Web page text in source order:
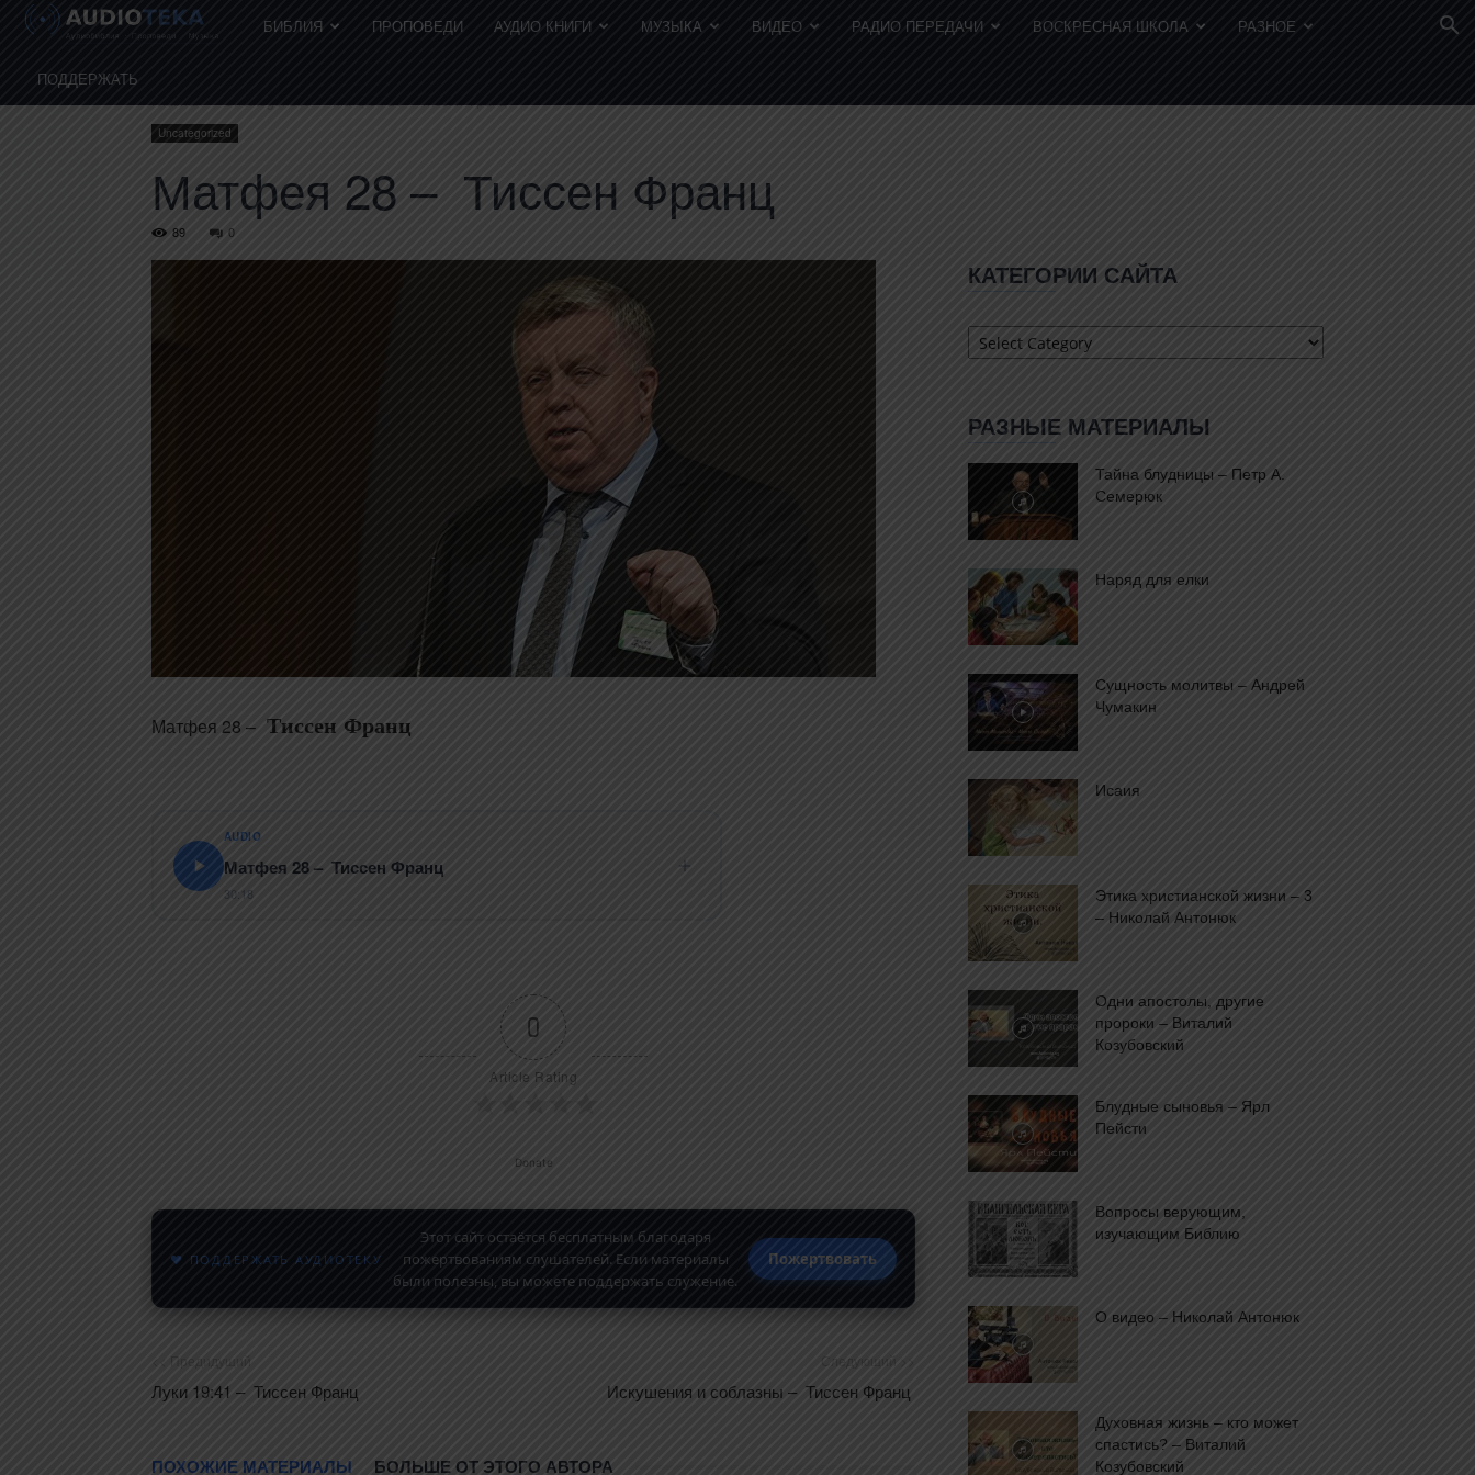
БИБЛИЯ ПРОПОВЕДИ АУДИО КНИГИ МУЗЫКА ВИДЕО РАДИО ПЕРЕДАЧИ ВОСКРЕСНАЯ ШКОЛА РАЗНОЕ
ПОДДЕРЖАТЬ
Uncategorized
Матфея 28 – Тиссен Франц
89 0
Матфея 28 – Тиссен Франц
AUDIO
Матфея 28 – Тиссен Франц
30:18
0
Article Rating
Donate
♥ ПОДДЕРЖАТЬ АУДИОТЕКУ
Этот сайт остаётся бесплатным благодаря
пожертвованиям слушателей. Если материалы
были полезны, вы можете поддержать служение.
Пожертвовать
<< Предидущий
Луки 19:41 – Тиссен Франц
Следующий >>
Искушения и соблазны – Тиссен Франц
ПОХОЖИЕ МАТЕРИАЛЫ БОЛЬШЕ ОТ ЭТОГО АВТОРА
КАТЕГОРИИ САЙТА
Категории
сайта
РАЗНЫЕ МАТЕРИАЛЫ
Тайна блудницы – Петр А.
Семерюк
Наряд для елки
Сущность молитвы – Андрей
Чумакин
Исаия
Этика христианской жизни – 3
– Николай Антонюк
Одни апостолы, другие
пророки – Виталий
Козубовский
Блудные сыновья – Ярл
Пейсти
Вопросы верующим,
изучающим Библию
О видео – Николай Антонюк
Духовная жизнь – кто может
спастись? – Виталий
Козубовский